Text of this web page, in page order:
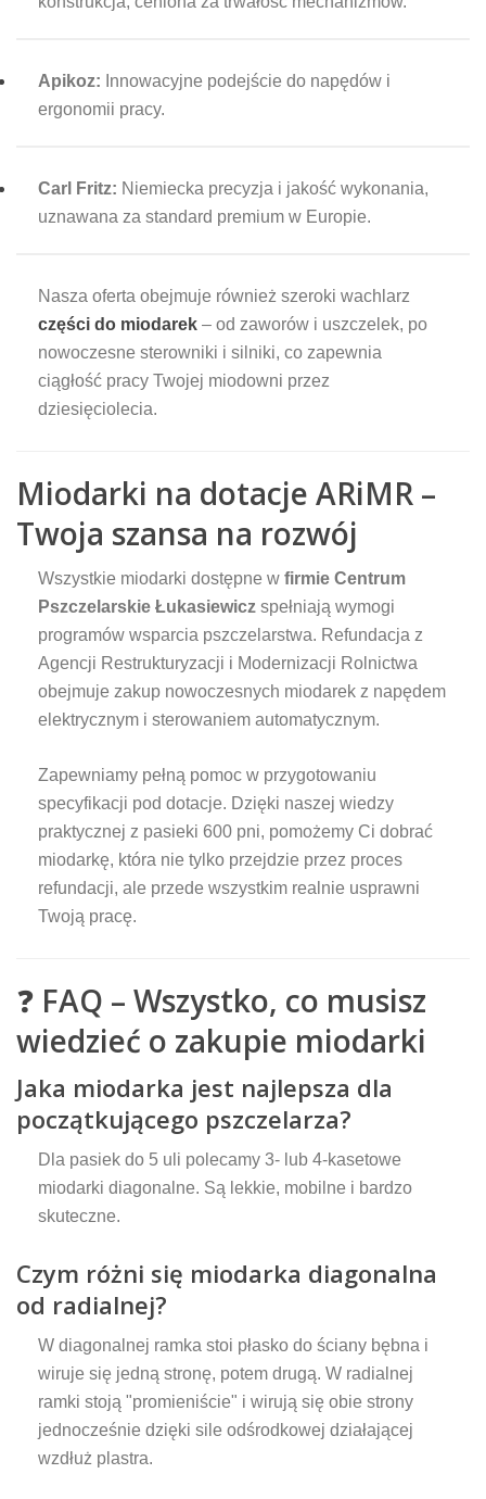
Apikoz: Innowacyjne podejście do napędów i
ergonomii pracy.
Carl Fritz: Niemiecka precyzja i jakość wykonania,
uznawana za standard premium w Europie.
Nasza oferta obejmuje również szeroki wachlarz
części do miodarek – od zaworów i uszczelek, po
nowoczesne sterowniki i silniki, co zapewnia
ciągłość pracy Twojej miodowni przez
dziesięciolecia.
Miodarki na dotacje ARiMR –
Twoja szansa na rozwój
Wszystkie miodarki dostępne w firmie Centrum
Pszczelarskie Łukasiewicz spełniają wymogi
programów wsparcia pszczelarstwa. Refundacja z
Agencji Restrukturyzacji i Modernizacji Rolnictwa
obejmuje zakup nowoczesnych miodarek z napędem
elektrycznym i sterowaniem automatycznym.
Zapewniamy pełną pomoc w przygotowaniu
specyfikacji pod dotacje. Dzięki naszej wiedzy
praktycznej z pasieki 600 pni, pomożemy Ci dobrać
miodarkę, która nie tylko przejdzie przez proces
refundacji, ale przede wszystkim realnie usprawni
Twoją pracę.
❓ FAQ – Wszystko, co musisz
wiedzieć o zakupie miodarki
Jaka miodarka jest najlepsza dla
początkującego pszczelarza?
Dla pasiek do 5 uli polecamy 3- lub 4-kasetowe
miodarki diagonalne. Są lekkie, mobilne i bardzo
skuteczne.
Czym różni się miodarka diagonalna
od radialnej?
W diagonalnej ramka stoi płasko do ściany bębna i
wiruje się jedną stronę, potem drugą. W radialnej
ramki stoją "promieniście" i wirują się obie strony
jednocześnie dzięki sile odśrodkowej działającej
wzdłuż plastra.